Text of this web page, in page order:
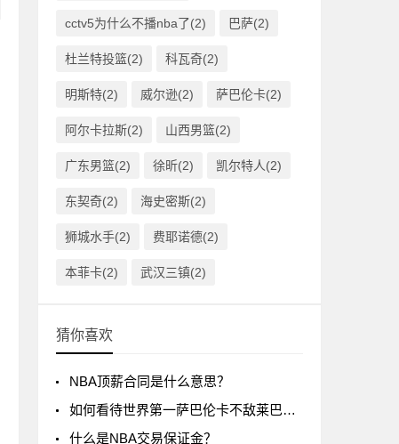
cctv5为什么不播nba了(2) 巴萨(2)
杜兰特投篮(2) 科瓦奇(2)
明斯特(2) 威尔逊(2) 萨巴伦卡(2)
阿尔卡拉斯(2) 山西男篮(2)
广东男篮(2) 徐昕(2) 凯尔特人(2)
东契奇(2) 海史密斯(2)
狮城水手(2) 费耶诺德(2)
本菲卡(2) 武汉三镇(2)
猜你喜欢
NBA顶薪合同是什么意思？
如何看待世界第一萨巴伦卡不敌莱巴金娜?
什么是NBA交易保证金？